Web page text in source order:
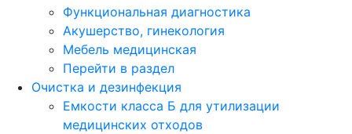
Функциональная диагностика
Акушерство, гинекология
Мебель медицинская
Перейти в раздел
Очистка и дезинфекция
Емкости класса Б для утилизации
медицинских отходов